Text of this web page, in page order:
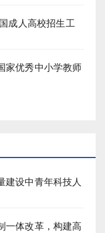
成人高校招生工
家优秀中小学教师
建设中青年科技人
一体改革，构建高